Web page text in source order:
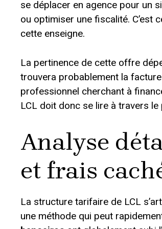
se déplacer en agence pour un
ou optimiser une fiscalité. C’est
cette enseigne.
La pertinence de cette offre
trouvera probablement la
professionnel cherchant à
LCL doit donc se lire à travers
Analyse
et frais
La structure tarifaire de LCL
une méthode qui peut